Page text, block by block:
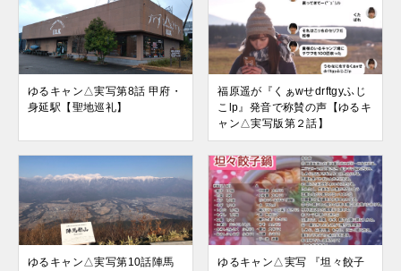
ゆるキャン△実写第8話 甲府・
身延駅【聖地巡礼】
福原遥が『くぁwせdrftgyふじ
こlp』発音で称賛の声【ゆるキ
ャン△実写版第２話】
ゆるキャン△実写第10話陣馬
ゆるキャン△実写 『坦々餃子